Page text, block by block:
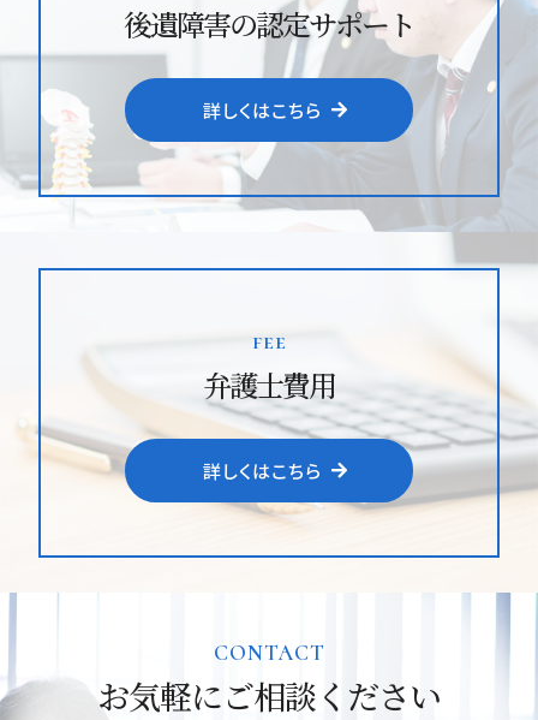
後遺障害の認定サポート
詳しくはこちら
fee
弁護士費用
詳しくはこちら
CONTACT
お気軽にご相談ください